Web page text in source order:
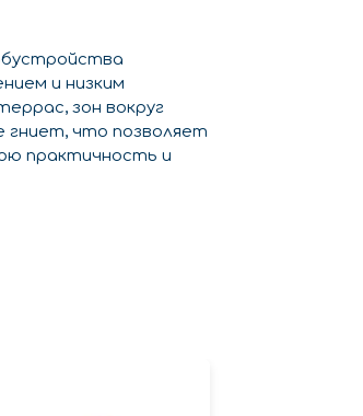
и низким
зон вокруг
гниет, что позволяет
практичность и